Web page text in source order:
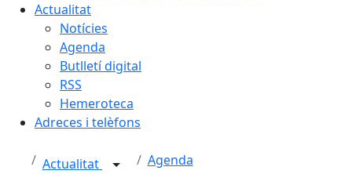
Actualitat
Notícies
Agenda
Butlletí digital
RSS
Hemeroteca
Adreces i telèfons
Actualitat Agenda